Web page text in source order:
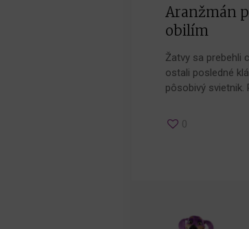
Aranžmán
obilím
Žatvy sa prebehli
ostali posledné
pôsobivý svietnik.
0